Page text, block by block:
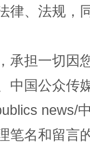
规模
律、法规，
承担一切因
中国公众传
news/
笔名和留言